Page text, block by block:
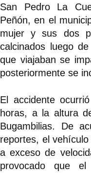
San Pedro La
Peñón, en el
mujer y sus dos
calcinados luego
que viajaban se
posteriormente se
El accidente
horas, a la altura
Bugambilias. De
reportes, el
a exceso de
provocado que